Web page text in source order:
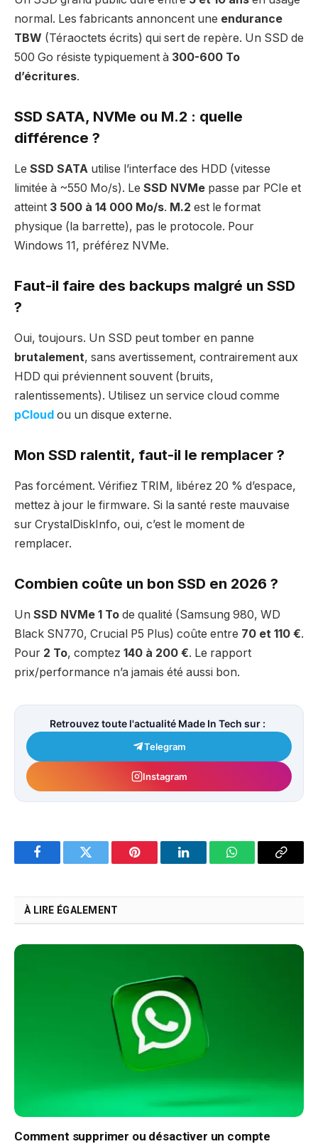
normal. Les fabricants annoncent une endurance
TBW (Téraoctets écrits) qui sert de repère. Un SSD de
500 Go résiste typiquement à 300-600 To
d’écritures.
SSD SATA, NVMe ou M.2 : quelle
différence ?
Le SSD SATA utilise l’interface des HDD (vitesse
limitée à ~550 Mo/s). Le SSD NVMe passe par PCIe et
atteint 3 500 à 14 000 Mo/s. M.2 est le format
physique (la barrette), pas le protocole. Pour
Windows 11, préférez NVMe.
Faut-il faire des backups malgré un SSD
?
Oui, toujours. Un SSD peut tomber en panne
brutalement, sans avertissement, contrairement aux
HDD qui préviennent souvent (bruits,
ralentissements). Utilisez un service cloud comme
pCloud ou un disque externe.
Mon SSD ralentit, faut-il le remplacer ?
Pas forcément. Vérifiez TRIM, libérez 20 % d’espace,
mettez à jour le firmware. Si la santé reste mauvaise
sur CrystalDiskInfo, oui, c’est le moment de
remplacer.
Combien coûte un bon SSD en 2026 ?
Un SSD NVMe 1 To de qualité (Samsung 980, WD
Black SN770, Crucial P5 Plus) coûte entre 70 et 110 €.
Pour 2 To, comptez 140 à 200 €. Le rapport
prix/performance n’a jamais été aussi bon.
Retrouvez toute l'actualité Made In Tech sur :
Telegram
Instagram
FacebookTwitter Pinterest LinkedInWhatsAppCopy
À LIRE ÉGALEMENT
Comment supprimer ou désactiver un compte